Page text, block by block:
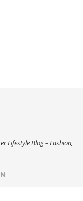
Lifestyle Blog – Fashion,